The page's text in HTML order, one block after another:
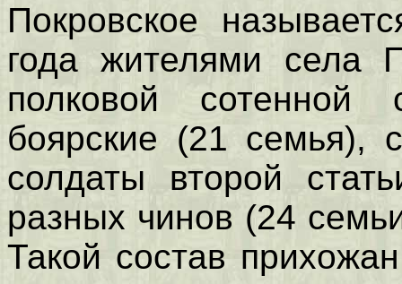
Покровское
года жителями села
полковой
боярские (21 семья),
солдаты второй
разных чинов (24
Такой состав